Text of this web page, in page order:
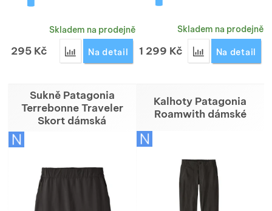
Skladem na prodejně
295 Kč Přidat 'Záplata Gear Aid Tenacious Gear patches'
Na detail
Skladem na prodejně
1 299 Kč Přidat 'Kapsička
Na detail
Sukně Patagonia
Terrebonne Traveler
Skort dámská
Kalhoty Patagonia
Roamwith dámské